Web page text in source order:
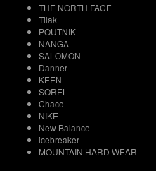
THE NORTH FACE
Tilak
POUTNIK
NANGA
SALOMON
Danner
KEEN
SOREL
Chaco
NIKE
New Balance
icebreaker
MOUNTAIN HARD WEAR